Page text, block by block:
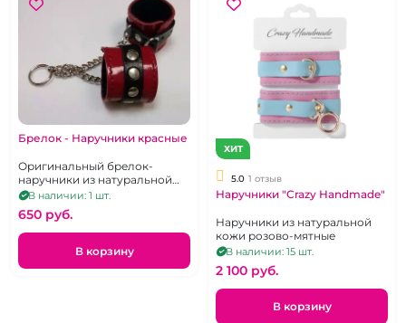
Брелок - Наручники красные
Оригинальный брелок-
наручники из натуральной
кожи красного цвета с
черной вставкой и
заклепками
В наличии: 1 шт.
650 pуб.
В корзину
ХИТ
5.0 1 отзыв
Наручники "Crazy Handmade"
Наручники из натуральной
кожи розово-мятные
В наличии: 15 шт.
2 100 pуб.
В корзину